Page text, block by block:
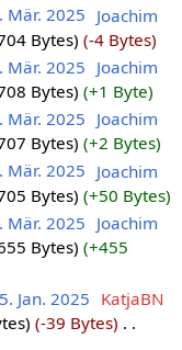
Mär. 2025
Joachim
Bytes
-4 Bytes
Mär. 2025
Joachim
Bytes
+1 Byte
Mär. 2025
Joachim
Bytes
+2 Bytes
Mär. 2025
Joachim
Bytes
+50 Bytes
Mär. 2025
Joachim
Bytes
+455
Jan. 2025 KatjaBN
-39 Bytes